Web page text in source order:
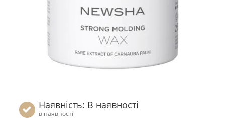
Наявність: В наявності
в наявності